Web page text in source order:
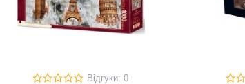
Відгуки: 0